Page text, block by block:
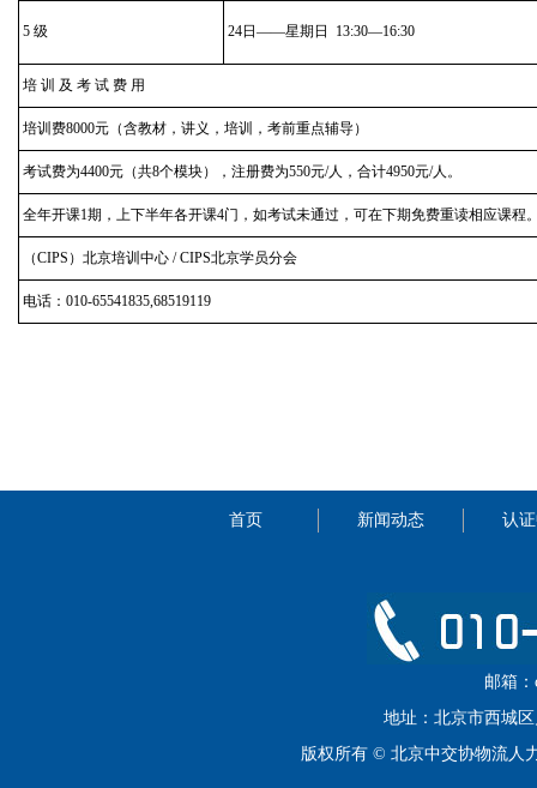
5 级 24日——星期日 13:30—16:30
培 训 及 考 试 费 用
培训费8000元（含教材，讲义，培训，考前重点辅导）
考试费为4400元（共8个模块），注册费为550元/人，合计4950元/人。
全年开课1期，上下半年各开课4门，如考试未通过，可在下期免费重读相应课程
（CIPS）北京培训中心 / CIPS北京学员分会
电话：010-65541835,68519119
首页 新闻动态 认
邮箱：
地址：北京市西城区
版权所有 © 北京中交协物流人